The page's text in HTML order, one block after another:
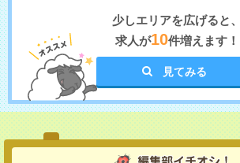
少しエリアを広げると、
求人が10件増えます！
見てみる